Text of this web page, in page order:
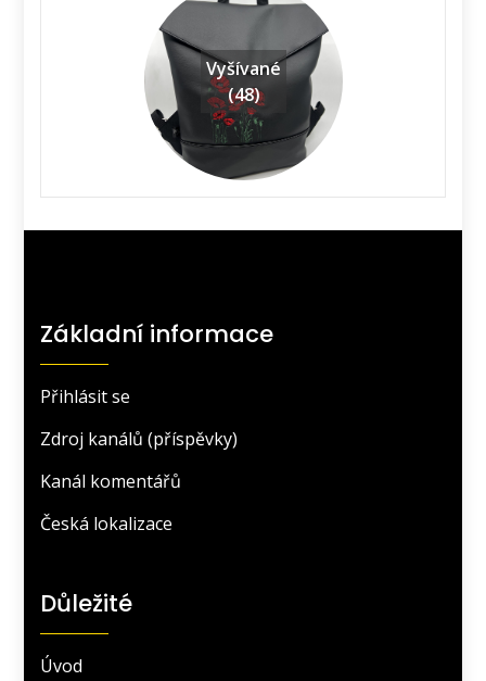
Vyšívané
(48)
Základní informace
Přihlásit se
Zdroj kanálů (příspěvky)
Kanál komentářů
Česká lokalizace
Důležité
Úvod